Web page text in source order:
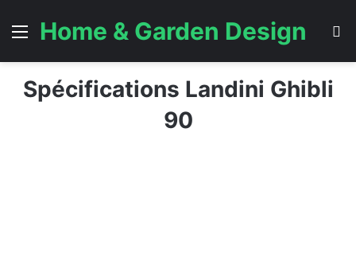
Menu
Home & Garden Design
Spécifications Landini Ghibli
90